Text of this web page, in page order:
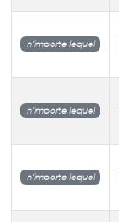
n’importe lequel
n’importe lequel
n’importe lequel